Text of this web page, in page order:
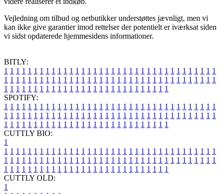
Vejledning om tilbud og netbutikker understøttes jævnligt, men vi
kan ikke give garantier imod rettelser der potentielt er iværksat siden
vi sidst opdaterede hjemmesidens informationer.
BITLY:
1 1 1 1 1 1 1 1 1 1 1 1 1 1 1 1 1 1 1 1 1 1 1 1 1 1 1 1 1 1 1 1 1 1 1 1
1 1 1 1 1 1 1 1 1 1 1 1 1 1 1 1 1 1 1 1 1 1 1 1 1 1 1 1 1 1 1 1 1 1 1 1
1 1 1 1 1 1 1 1 1 1 1 1 1 1 1 1 1 1 1 1 1 1 1 1 1 1 1 1
SPOTIFY:
1 1 1 1 1 1 1 1 1 1 1 1 1 1 1 1 1 1 1 1 1 1 1 1 1 1 1 1 1 1 1 1 1 1 1 1
1 1 1 1 1 1 1 1 1 1 1 1 1 1 1 1 1 1 1 1 1 1 1 1 1 1 1 1 1 1 1 1 1 1 1 1
1 1 1 1 1 1 1 1 1 1 1 1 1 1 1 1 1 1 1 1 1 1 1 1 1 1 1 1
CUTTLY BIO:
1
1 1 1 1 1 1 1 1 1 1 1 1 1 1 1 1 1 1 1 1 1 1 1 1 1 1 1 1 1 1 1 1 1 1 1 1
1 1 1 1 1 1 1 1 1 1 1 1 1 1 1 1 1 1 1 1 1 1 1 1 1 1 1 1 1 1 1 1 1 1 1 1
1 1 1 1 1 1 1 1 1 1 1 1 1 1 1 1 1 1 1 1 1 1 1 1 1 1 1 1
CUTTLY OLD:
1